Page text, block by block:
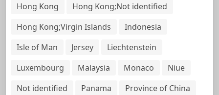
Hong Kong
Hong Kong;Not identified
Hong Kong;Virgin Islands
Indonesia
Isle of Man
Jersey
Liechtenstein
Luxembourg
Malaysia Monaco
Niue
Not identified
Panama
Province of China